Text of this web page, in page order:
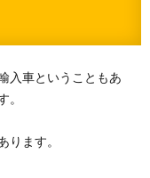
入車ということもあ
。
ります。